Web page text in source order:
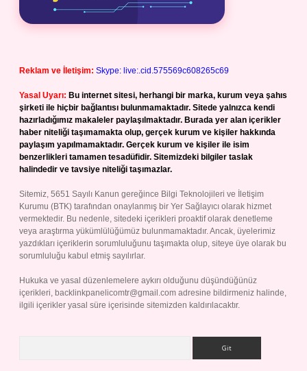
Reklam ve İletişim: Skype: live:.cid.575569c608265c69
Yasal Uyarı: Bu internet sitesi, herhangi bir marka, kurum veya şahıs
şirketi ile hiçbir bağlantısı bulunmamaktadır. Sitede yalnızca kendi
hazırladığımız makaleler paylaşılmaktadır. Burada yer alan içerikler
haber niteliği taşımamakta olup, gerçek kurum ve kişiler hakkında
paylaşım yapılmamaktadır. Gerçek kurum ve kişiler ile isim
benzerlikleri tamamen tesadüfidir. Sitemizdeki bilgiler taslak
halindedir ve tavsiye niteliği taşımazlar.
Sitemiz, 5651 Sayılı Kanun gereğince Bilgi Teknolojileri ve İletişim
Kurumu (BTK) tarafından onaylanmış bir Yer Sağlayıcı olarak hizmet
vermektedir. Bu nedenle, sitedeki içerikleri proaktif olarak denetleme
veya araştırma yükümlülüğümüz bulunmamaktadır. Ancak, üyelerimiz
yazdıkları içeriklerin sorumluluğunu taşımakta olup, siteye üye olarak bu
sorumluluğu kabul etmiş sayılırlar.
Hukuka ve yasal düzenlemelere aykırı olduğunu düşündüğünüz
içerikleri, backlinkpanelicomtr@gmail.com adresine bildirmeniz halinde,
ilgili içerikler yasal süre içerisinde sitemizden kaldırılacaktır.